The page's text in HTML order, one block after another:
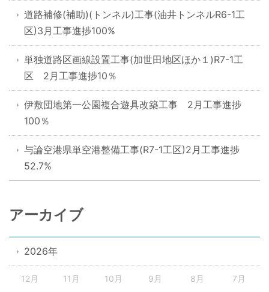
道路補修(補助)(トンネル)工事(油井トンネルR6-1工
区)3月工事進捗100%
単独道路区画線設置工事(加世田地区ほか１)R7-1工
区 2月工事進捗10％
伊敷団地第一公園複合遊具改築工事 2月工事進捗
100％
与論空港県単空港整備工事(R7-1工区)2月工事進捗
52.7%
アーカイブ
2026年
12月 11月 10月 9月 8月 7月